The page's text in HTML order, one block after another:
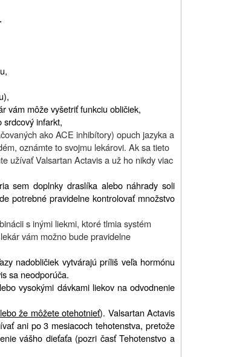
vám môže vyšetriť funkciu obličiek,
srdcový infarkt,
ako ACE inhibítory) opuch jazyka a
oznámte to svojmu lekárovi. Ak sa tieto
užívať Valsartan Actavis a už ho nikdy viac
sem doplnky draslíka alebo náhrady soli
potrebné pravidelne kontrolovať množstvo
s inými liekmi, ktoré tlmia systém
vám možno bude pravidelne
nadobličiek vytvárajú príliš veľa hormónu
sa neodporúča.
vysokými dávkami liekov na odvodnenie
že môžete otehotnieť). Valsartan Actavis
ani po 3 mesiacoch tehotenstva, pretože
vášho dieťaťa (pozri časť Tehotenstvo a